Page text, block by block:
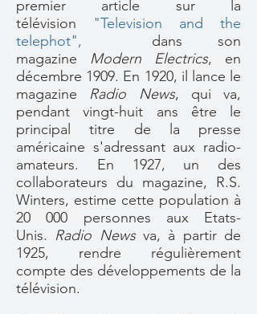
premier article sur la
télévision
"Television and the
telephot", dans son
magazine Modern Electrics, en
décembre 1909. En 1920, il lance le
magazine Radio News, qui va,
pendant vingt-huit ans être le
principal titre de la presse
américaine s'adressant aux radio-
amateurs. En 1927, un des
collaborateurs du magazine, R.S.
Winters, estime cette population à
20 000 personnes aux Etats-
Unis. Radio Newsva, à partir de
1925, rendre régulièrement
compte des développements de la
télévision.